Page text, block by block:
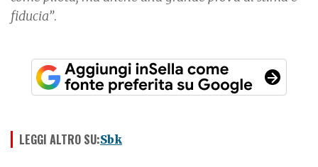
fiducia”.
LEGGI ALTRO SU:Sbk